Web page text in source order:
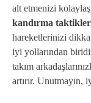
alt etmenizi
kandırma
hareketlerinizi
iyi yollarından
takım
artırır. Unutmayın,